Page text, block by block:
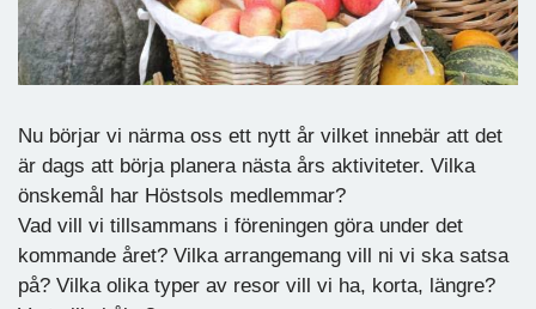
Nu börjar vi närma oss ett nytt år vilket innebär att det
är dags att börja planera nästa års aktiviteter. Vilka
önskemål har Höstsols medlemmar?
Vad vill vi tillsammans i föreningen göra under det
kommande året? Vilka arrangemang vill ni vi ska satsa
på? Vilka olika typer av resor vill vi ha, korta, längre?